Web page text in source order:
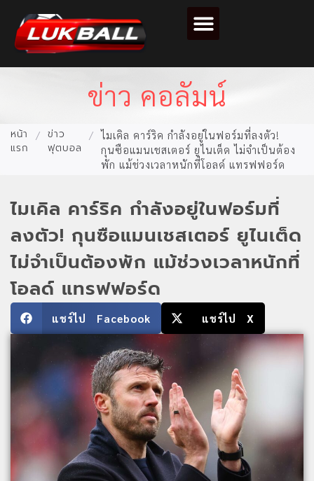
ข่าว คอลัมน์
หน้า
แรก
/ ข่าว
ฟุตบอล
/ ไมเคิล คาร์ริค กำลังอยู่ในฟอร์มที่ลงตัว!
กุนซือแมนเชสเตอร์ ยูไนเต็ด ไม่จำเป็นต้อง
พัก แม้ช่วงเวลาหนักที่โอลด์ แทรฟฟอร์ด
ไมเคิล คาร์ริค กำลังอยู่ในฟอร์มที่
ลงตัว! กุนซือแมนเชสเตอร์ ยูไนเต็ด
ไม่จำเป็นต้องพัก แม้ช่วงเวลาหนักที่
โอลด์ แทรฟฟอร์ด
แชร์ไป Facebook แชร์ไป X